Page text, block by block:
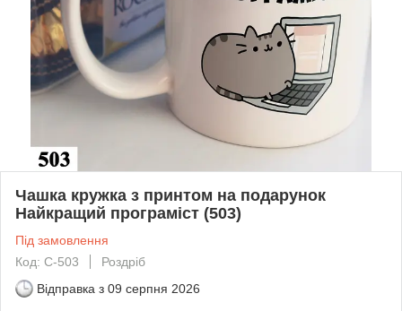
Чашка кружка з принтом на подарунок
Найкращий програміст (503)
Під замовлення
Код: C-503
Роздріб
Відправка з 09 серпня 2026